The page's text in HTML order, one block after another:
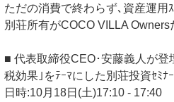
ただの消費で終わらず､資産運用
別荘所有がCOCO VILLA Owners
■ 代表取締役CEO･安藤義人が登
税効果｣をﾃｰﾏにした別荘投資ｾﾐﾅ
日時:10月18日(土)17:10 - 17:40